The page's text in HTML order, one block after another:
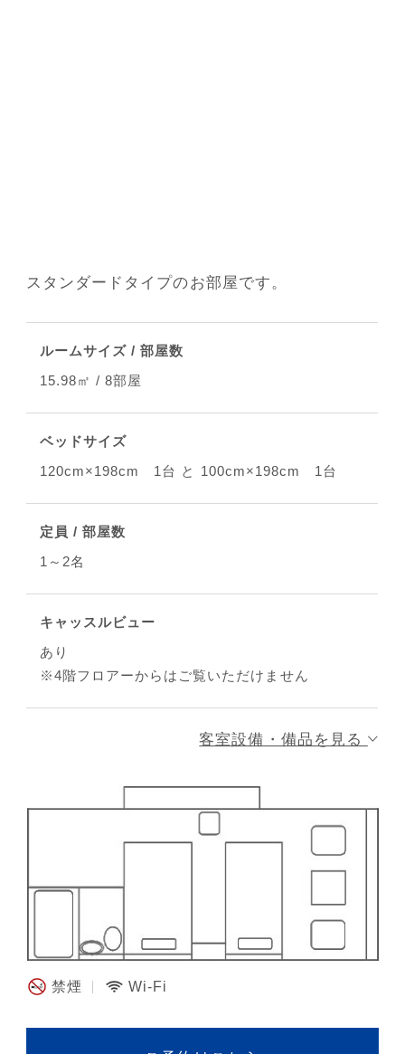
禁煙 Wi-Fi
スタンダードタイプのお部屋です。
ルームサイズ / 部屋数
15.98㎡ / 8部屋
ベッドサイズ
120cm×198cm 1台 と 100cm×198cm 1台
定員 / 部屋数
1～2名
キャッスルビュー
あり
※4階フロアーからはご覧いただけません
客室設備・備品を見る